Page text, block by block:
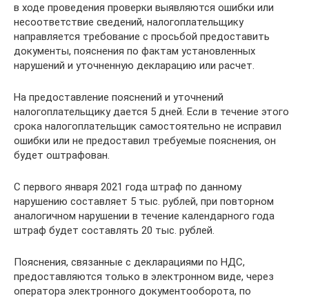
в ходе проведения проверки выявляются ошибки или
несоответствие сведений, налогоплательщику
направляется требование с просьбой предоставить
документы, пояснения по фактам установленных
нарушений и уточненную декларацию или расчет.
На предоставление пояснений и уточнений
налогоплательщику дается 5 дней. Если в течение этого
срока налогоплательщик самостоятельно не исправил
ошибки или не предоставил требуемые пояснения, он
будет оштрафован.
С первого января 2021 года штраф по данному
нарушению составляет 5 тыс. рублей, при повторном
аналогичном нарушении в течение календарного года
штраф будет составлять 20 тыс. рублей.
Пояснения, связанные с декларациями по НДС,
предоставляются только в электронном виде, через
оператора электронного документооборота, по